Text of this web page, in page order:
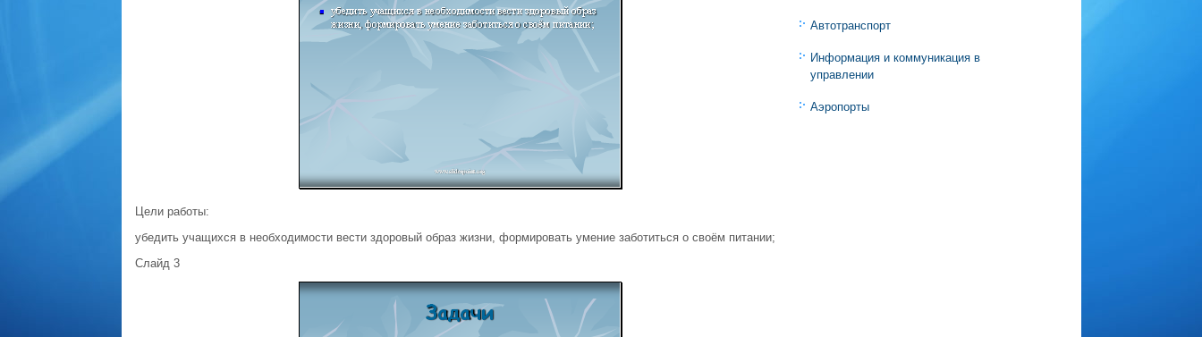
Цели работы:
убедить учащихся в необходимости вести здоровый образ жизни, формировать умение заботиться о своём питании;
Слайд 3
Автотранспорт
Информация и коммуникация в
управлении
Аэропорты